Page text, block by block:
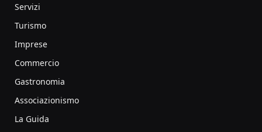
Servizi
Turismo
Imprese
Commercio
Gastronomia
Associazionismo
La Guida